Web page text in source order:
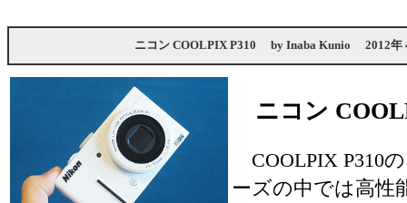
ニコン COOLPIX P310 by Inaba Kunio 2012年
ニコン
COOLPIX P310
ーズの中では高性